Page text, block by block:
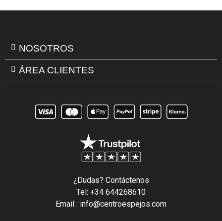
NOSOTROS
ÁREA CLIENTES
¿Dudas? Contáctenos
Tel: +34 644268610
Email : info@centroespejos.com